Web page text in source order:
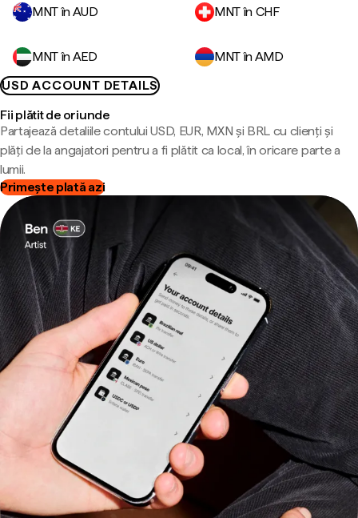
MNT în AUD MNT în CHF
MNT în AED
MNT în AMD
USD ACCOUNT DETAILS
Fii plătit de oriunde
Partajează detaliile contului USD, EUR, MXN și BRL cu clienți și
plăți de la angajatori pentru a fi plătit ca local, în oricare parte a
lumii.
Primește plată azi